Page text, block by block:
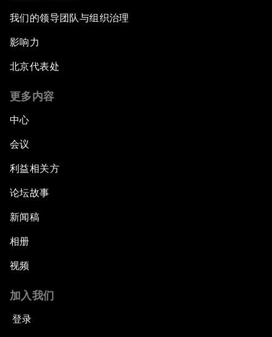
我们的领导团队与组织治理
影响力
北京代表处
更多内容
中心
会议
利益相关方
论坛故事
新闻稿
相册
视频
加入我们
登录